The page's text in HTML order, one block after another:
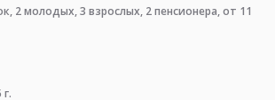
2 молодых, 3 взрослых, 2 пенсионера, от 11